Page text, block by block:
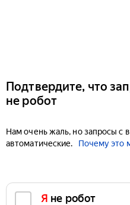
Подтвердите, что
не робот
Нам очень жаль, но запросы с
автоматические.
Почему это
Я не робот